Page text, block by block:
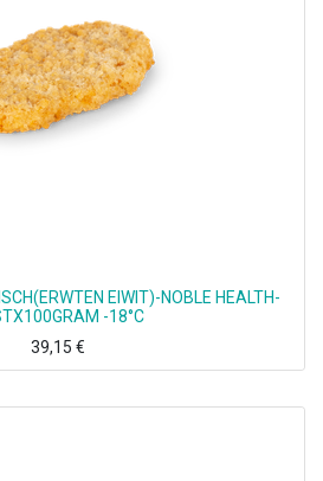
EIWIT)-NOBLE HEALTH-
-18°C
39,15 €